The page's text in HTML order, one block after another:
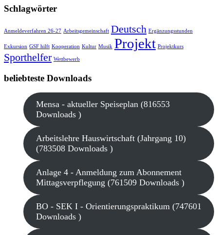
Schlagwörter
Anmeldeverfahren 26-27 Arbeitsgemeinschaft Deutsch Ergänzungsstunden
Exkursion GSF hilft Kooperation Kultur Musik Projekt Projektkurs
Sporthelfer Wettbewerb
beliebteste Downloads
Mensa - aktueller Speiseplan (816553
Downloads )
Arbeitslehre Hauswirtschaft (Jahrgang 10)
(783508 Downloads )
Anlage 4 - Anmeldung zum Abonnement
Mittagsverpflegung (761509 Downloads )
BO - SEK I - Orientierungspraktikum (747601
Downloads )